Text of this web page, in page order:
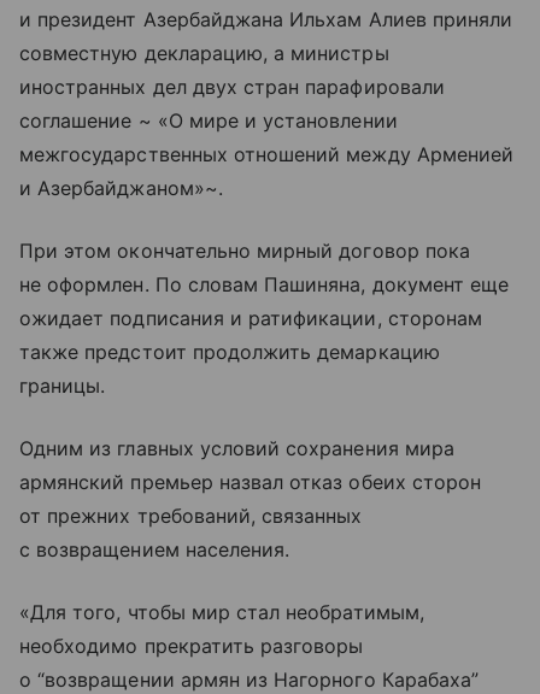
и президент Азербайджана Ильхам Алиев приняли
совместную декларацию, а министры
иностранных дел двух стран парафировали
соглашение ~ «О мире и установлении
межгосударственных отношений между Арменией
и Азербайджаном»~.
При этом окончательно мирный договор пока
не оформлен. По словам Пашиняна, документ еще
ожидает подписания и ратификации, сторонам
также предстоит продолжить демаркацию
границы.
Одним из главных условий сохранения мира
армянский премьер назвал отказ обеих сторон
от прежних требований, связанных
с возвращением населения.
«Для того, чтобы мир стал необратимым,
необходимо прекратить разговоры
о “возвращении армян из Нагорного Карабаха”